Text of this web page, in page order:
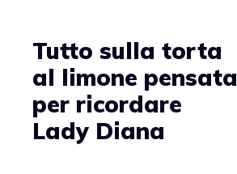
Tutto sulla torta
al limone pensata
per ricordare
Lady Diana